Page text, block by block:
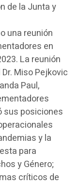
de la Junta y
una reunión
en
La reunión
Miso Pejkovic
Paul,
sus posiciones
y la
para
y Género;
críticos de